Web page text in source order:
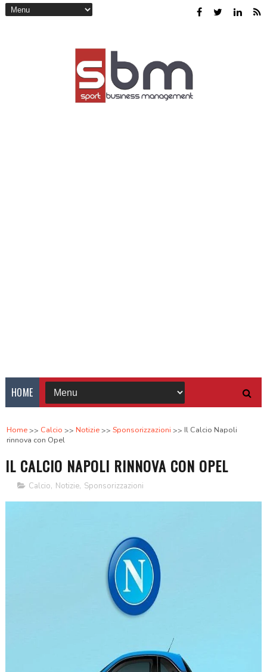
HOME
Home Calcio Notizie Sponsorizzazioni
Il Calcio Napoli
rinnova con Opel
IL CALCIO NAPOLI RINNOVA CON OPEL
Calcio, Notizie, Sponsorizzazioni